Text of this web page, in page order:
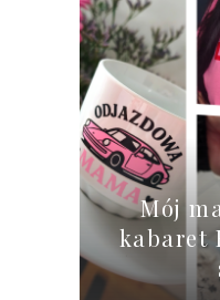
Mój
kabaret